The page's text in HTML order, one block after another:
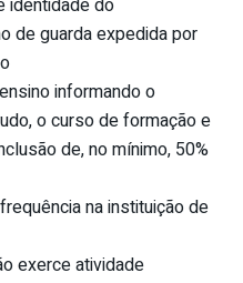
de guarda expedida por
informando o
o curso de formação e
de, no mínimo, 50%
na instituição de
exerce atividade